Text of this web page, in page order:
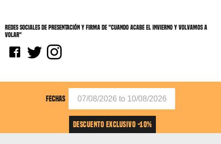
Redes sociales de Presentación y firma de "Cuando acabe el invierno y volvamos a
volar"
FECHAS
DESCUENTO EXCLUSIVO -10%